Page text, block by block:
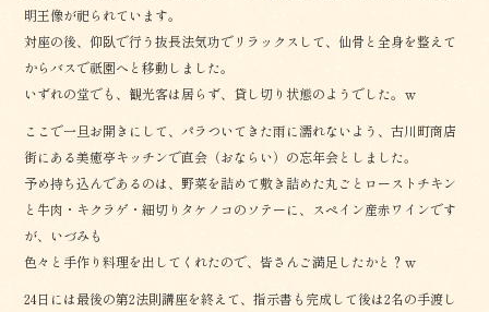
明王像が祀られています。
対座の後、仰臥で行う抜長法気功でリラックスして、仙骨と全身を整えて
からバスで祇園へと移動しました。
いずれの堂でも、観光客は居らず、貸し切り状態のようでした。ｗ
ここで一旦お開きにして、パラついてきた雨に濡れないよう、古川町商店
街にある美癒亭キッチンで直会（おならい）の忘年会としました。
予め持ち込んであるのは、野菜を詰めて敷き詰めた丸ごとローストチキン
と牛肉・キクラゲ・細切りタケノコのソテーに、スペイン産赤ワインです
が、いづみも
色々と手作り料理を出してくれたので、皆さんご満足したかと？ｗ
24日には最後の第2法則講座を終えて、指示書も完成して後は2名の手渡し